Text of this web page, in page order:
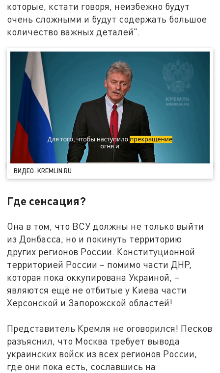
которые, кстати говоря, неизбежно будут
очень сложными и будут содержать большое
количество важных деталей".
ВИДЕО: KREMLIN.RU
Где сенсация?
Она в том, что ВСУ должны не только выйти
из Донбасса, но и покинуть территорию
других регионов России. Конституционной
территорией России – помимо части ДНР,
которая пока оккупирована Украиной, –
являются ещё не отбитые у Киева части
Херсонской и Запорожской областей!
Представитель Кремля не оговорился! Песков
разъяснил, что Москва требует вывода
украинских войск из всех регионов России,
где они пока есть, сославшись на